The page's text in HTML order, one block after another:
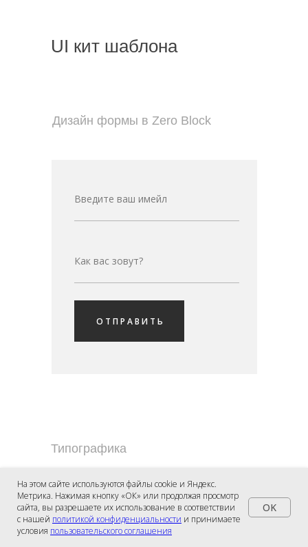
О Т П Р А В И Т Ь
Заголовок
UI кит шаблона
Дизайн формы в Zero Block
Типографика
На этом сайте используются файлы cookie и Яндекс.
Метрика. Нажимая кнопку «ОК» или продолжая просмотр
сайта, вы разрешаете их использование в соответствии
с нашей политикой конфиденциальности и принимаете
условия пользовательского соглашения
OK